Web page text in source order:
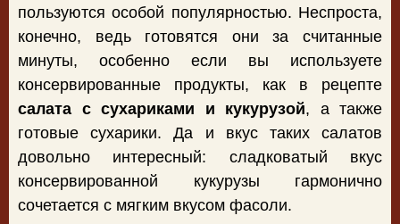
пользуются особой популярностью. Неспроста,
конечно, ведь готовятся они за считанные
минуты, особенно если вы используете
консервированные продукты, как в рецепте
салата с сухариками и кукурузой, а также
готовые сухарики. Да и вкус таких салатов
довольно интересный: сладковатый вкус
консервированной кукурузы гармонично
сочетается с мягким вкусом фасоли.